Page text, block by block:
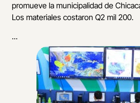
promueve la municipalidad de
Los materiales costaron Q2 mil 200.
...